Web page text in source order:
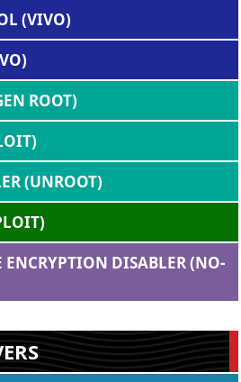
(VIVO)
ROOT)
(UNROOT)
ENCRYPTION DISABLER (NO-